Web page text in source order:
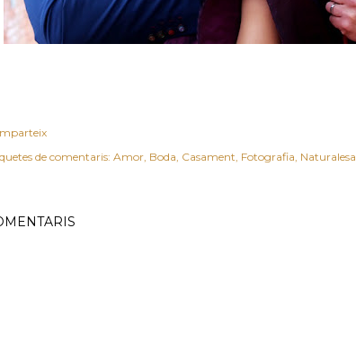
de comentaris: Amor Boda Casament Fotografia Naturalesa